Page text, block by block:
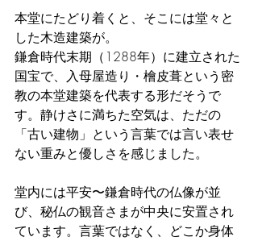
本堂にたどり着くと、そこには堂々と
した木造建築が。
鎌倉時代末期（1288年）に建立された
国宝で、入母屋造り・檜皮葺という密
教の本堂建築を代表する形だそうで
す。静けさに満ちた空気は、ただの
「古い建物」という言葉では言い表せ
ない重みと優しさを感じました。
堂内には平安〜鎌倉時代の仏像が並
び、秘仏の観音さまが中央に安置され
ています。言葉ではなく、どこか身体